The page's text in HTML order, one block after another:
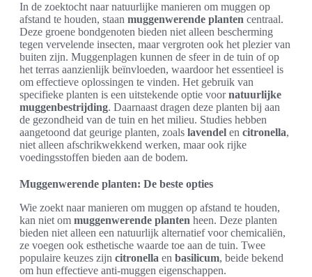
In de zoektocht naar natuurlijke manieren om muggen op
afstand te houden, staan muggenwerende planten centraal.
Deze groene bondgenoten bieden niet alleen bescherming
tegen vervelende insecten, maar vergroten ook het plezier van
buiten zijn. Muggenplagen kunnen de sfeer in de tuin of op
het terras aanzienlijk beïnvloeden, waardoor het essentieel is
om effectieve oplossingen te vinden. Het gebruik van
specifieke planten is een uitstekende optie voornatuurlijke
muggenbestrijding. Daarnaast dragen deze planten bij aan
de gezondheid van de tuin en het milieu. Studies hebben
aangetoond dat geurige planten, zoals lavendel en citronella,
niet alleen afschrikwekkend werken, maar ook rijke
voedingsstoffen bieden aan de bodem.
Muggenwerende planten: De beste opties
Wie zoekt naar manieren om muggen op afstand te houden,
kan niet om muggenwerende planten heen. Deze planten
bieden niet alleen een natuurlijk alternatief voor chemicaliën,
ze voegen ook esthetische waarde toe aan de tuin. Twee
populaire keuzes zijn citronella en basilicum, beide bekend
om hun effectieve anti-muggen eigenschappen.